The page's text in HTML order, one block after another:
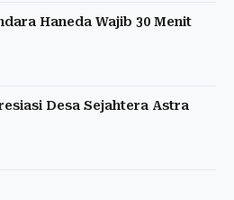
Haneda Wajib 30 Menit
Desa Sejahtera Astra